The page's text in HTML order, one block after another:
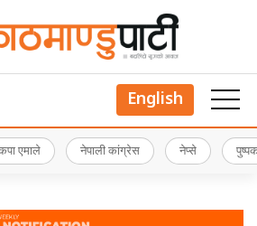
English
एमाले नेपाली कांग्रेस नेप्से